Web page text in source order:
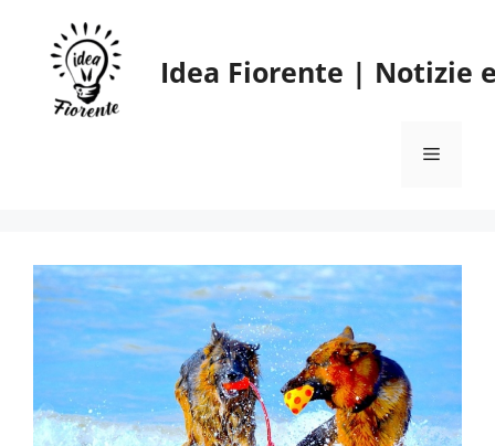
contenuto
Idea Fiorente | Notizie
Menu